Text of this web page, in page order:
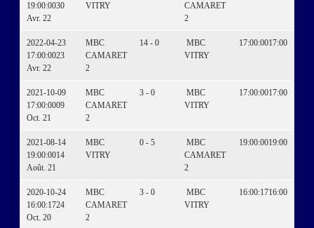
19:00:0030
Avr. 22
VITRY
CAMARET
2
2022-04-23
17:00:0023
Avr. 22
MBC
CAMARET
2
14 - 0
MBC
VITRY
17:00:0017:00
2021-10-09
17:00:0009
Oct. 21
MBC
CAMARET
2
3 - 0
MBC
VITRY
17:00:0017:00
2021-08-14
19:00:0014
Août. 21
MBC
VITRY
0 - 5
MBC
CAMARET
2
19:00:0019:00
2020-10-24
16:00:1724
Oct. 20
MBC
CAMARET
2
3 - 0
MBC
VITRY
16:00:1716:00